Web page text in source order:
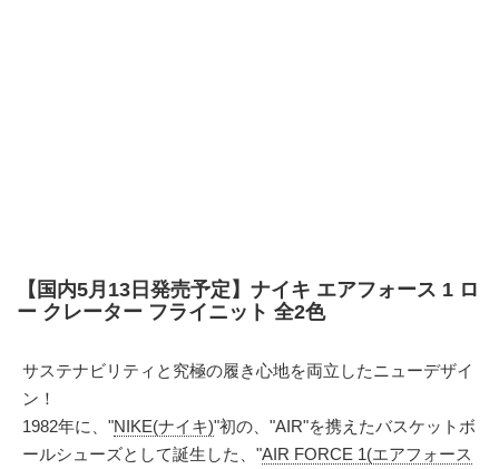
【国内5月13日発売予定】ナイキ エアフォース 1 ロ
ー クレーター フライニット 全2色
サステナビリティと究極の履き心地を両立したニューデザイ
ン！
1982年に、"NIKE(ナイキ)"初の、"AIR"を携えたバスケットボ
ールシューズとして誕生した、"AIR FORCE 1(エアフォース